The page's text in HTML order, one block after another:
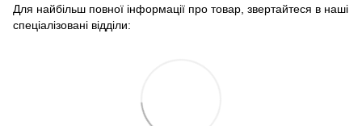
Для найбільш повної інформації про товар, звертайтеся в наші
спеціалізовані відділи: